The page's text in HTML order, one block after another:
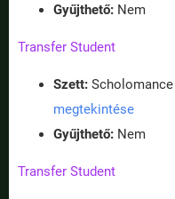
Gyűjthető: Nem
Transfer Student
Szett:
megtekintése
Gyűjthető: Nem
Transfer Student